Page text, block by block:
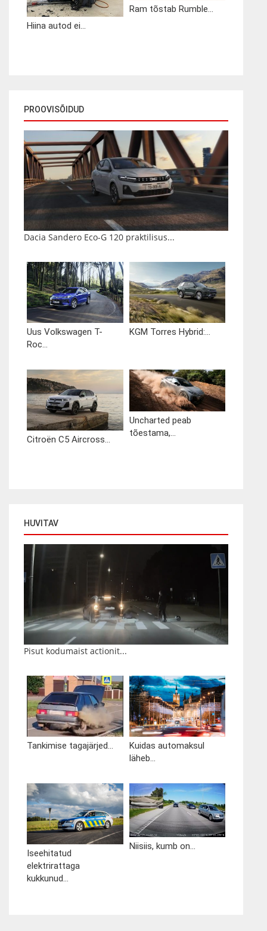
Hiina autod ei...
Ram tõstab Rumble...
PROOVISÕIDUD
Dacia Sandero Eco-G 120 praktilisus...
Uus Volkswagen T-
Roc...
KGM Torres Hybrid:...
Citroën C5 Aircross...
Uncharted peab
tõestama,...
HUVITAV
Pisut kodumaist actionit...
Tankimise tagajärjed...
Kuidas automaksul
läheb...
Iseehitatud
elektrirattaga
kukkunud...
Niisiis, kumb on...